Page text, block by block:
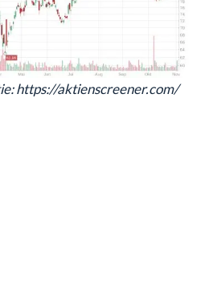
https://aktienscreener.com/